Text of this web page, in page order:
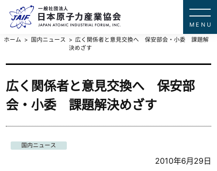
ホーム 国内ニュース
広く関係者と意見交換へ 保安部会・小委 課題解
決めざす
広く関係者と意見交換へ 保安部
会・小委 課題解決めざす
国内ニュース
2010年6月29日